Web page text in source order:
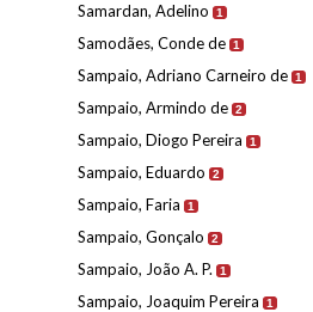
Samardan, Adelino 1
Samodães, Conde de 1
Sampaio, Adriano Carneiro de 1
Sampaio, Armindo de 2
Sampaio, Diogo Pereira 1
Sampaio, Eduardo 2
Sampaio, Faria 1
Sampaio, Gonçalo 2
Sampaio, João A. P. 1
Sampaio, Joaquim Pereira 1